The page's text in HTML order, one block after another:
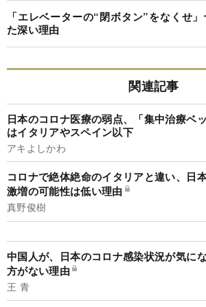
「エレベーターの“閉ボタン”をなくせ
た深い理由
関連記事
日本のコロナ医療の弱点、「集中治療ベッ
はイタリアやスペイン以下
アキよしかわ
コロナで絶体絶命のイタリアと違い、日
激増の可能性は低い理由
真野俊樹
中国人が、日本のコロナ感染状況が気に
方がない理由
王 青